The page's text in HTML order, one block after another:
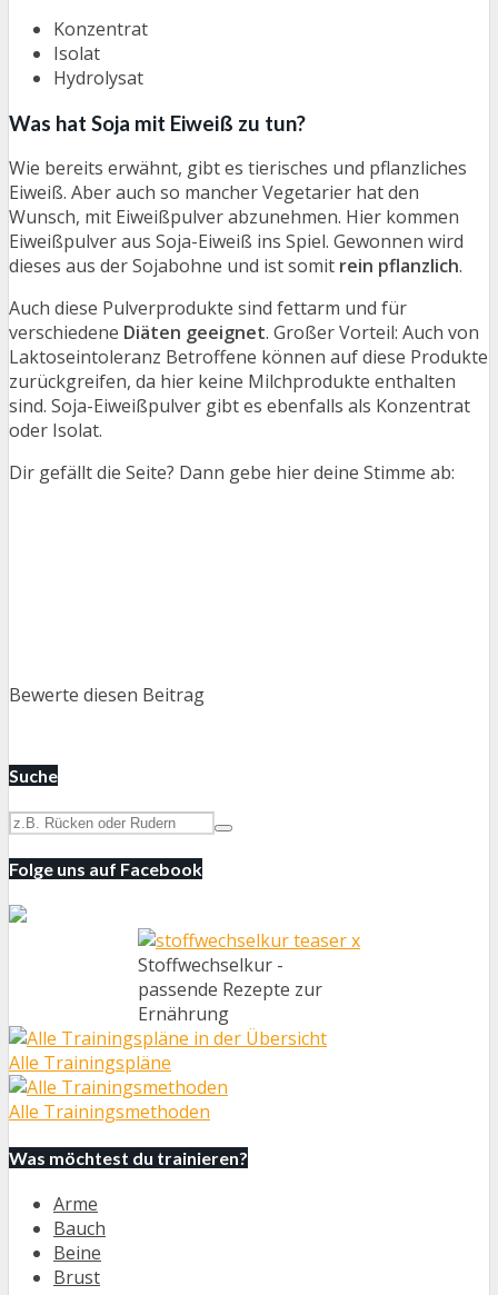
Konzentrat
Isolat
Hydrolysat
Was hat Soja mit Eiweiß zu tun?
Wie bereits erwähnt, gibt es tierisches und pflanzliches
Eiweiß. Aber auch so mancher Vegetarier hat den
Wunsch, mit Eiweißpulver abzunehmen. Hier kommen
Eiweißpulver aus Soja-Eiweiß ins Spiel. Gewonnen wird
dieses aus der Sojabohne und ist somit rein pflanzlich.
Auch diese Pulverprodukte sind fettarm und für
verschiedene Diäten geeignet. Großer Vorteil: Auch von
Laktoseintoleranz Betroffene können auf diese Produkte
zurückgreifen, da hier keine Milchprodukte enthalten
sind. Soja-Eiweißpulver gibt es ebenfalls als Konzentrat
oder Isolat.
Dir gefällt die Seite? Dann gebe hier deine Stimme ab:
Bewerte diesen Beitrag
Suche
Folge uns auf Facebook
Stoffwechselkur -
passende Rezepte zur
Ernährung
Alle Trainingspläne
Alle Trainingsmethoden
Was möchtest du trainieren?
Arme
Bauch
Beine
Brust